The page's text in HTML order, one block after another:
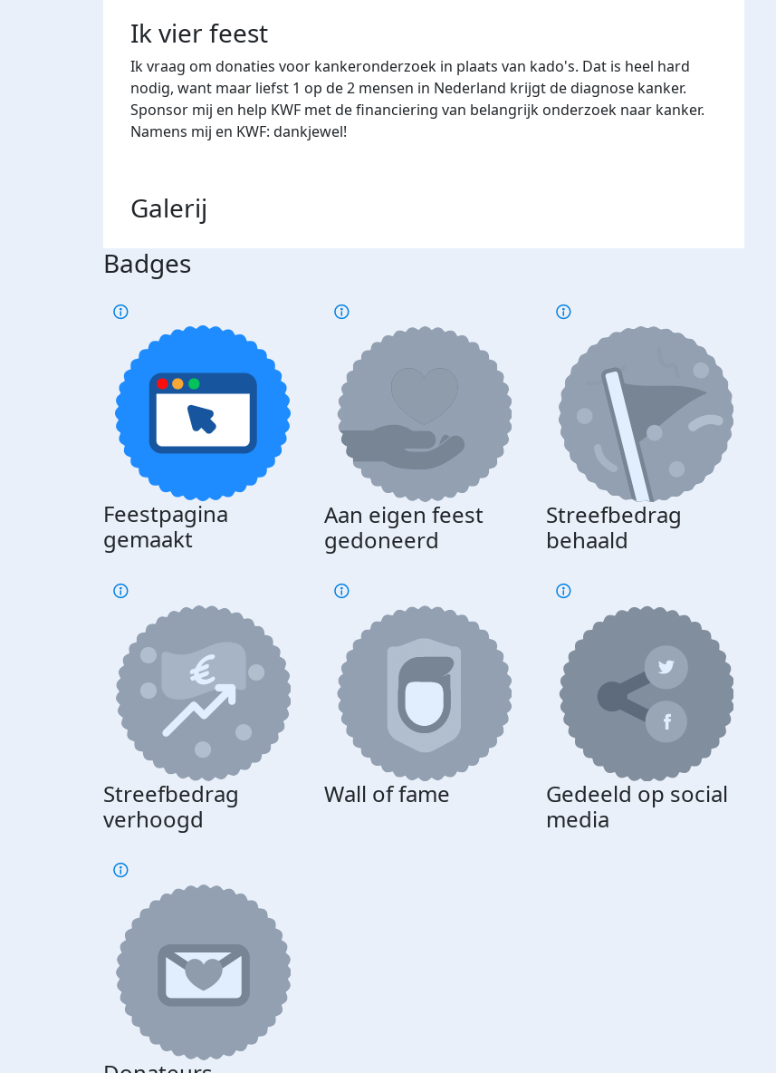
Ik vier feest
Ik vraag om donaties voor kankeronderzoek in plaats van kado's. Dat is heel hard
nodig, want maar liefst 1 op de 2 mensen in Nederland krijgt de diagnose kanker.
Sponsor mij en help KWF met de financiering van belangrijk onderzoek naar kanker.
Namens mij en KWF: dankjewel!
Galerij
Badges
Feestpagina
gemaakt
Aan eigen feest
gedoneerd
Streefbedrag
behaald
Streefbedrag
verhoogd
Wall of fame
Gedeeld op social
media